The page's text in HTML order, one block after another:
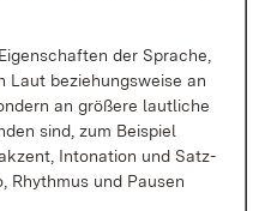
der Spra­che,
Laut be­zie­hungs­wei­se an
an grö­ße­re laut­li­che
sind, zum Bei­spiel
In­to­na­ti­on und Satz­
Rhyth­mus und Pau­sen